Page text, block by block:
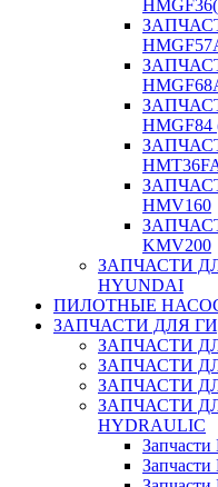
HMGF84
HMV160
KMV200
ЗАПЧАСТИ
HYUNDAI
ПИЛОТНЫЕ
ЗАПЧАСТИ ДЛЯ
ЗАПЧАСТИ
ЗАПЧАСТИ
ЗАПЧАСТИ
ЗАПЧАСТИ
HYDRAULIC